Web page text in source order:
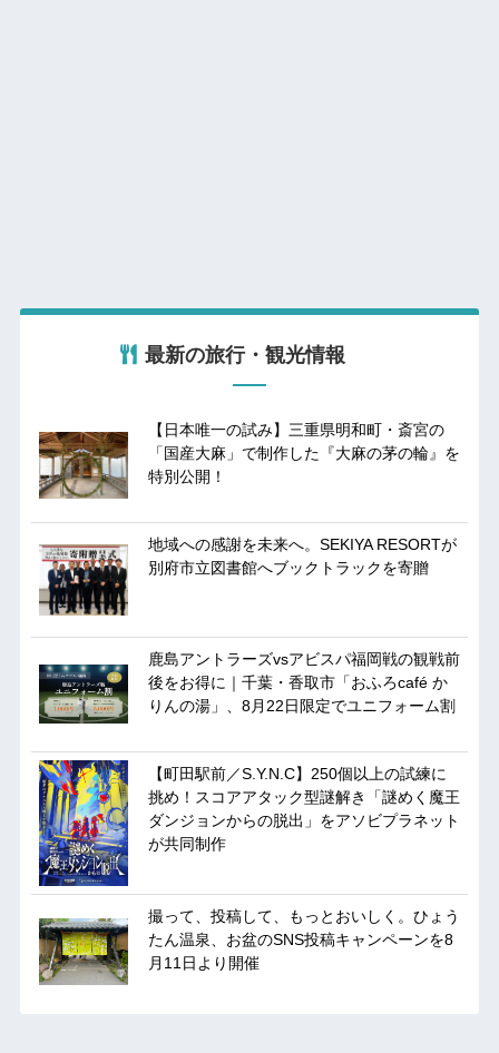
最新の旅行・観光情報
【日本唯一の試み】三重県明和町・斎宮の
「国産大麻」で制作した『大麻の茅の輪』を
特別公開！
地域への感謝を未来へ。SEKIYA RESORTが
別府市立図書館へブックトラックを寄贈
鹿島アントラーズvsアビスパ福岡戦の観戦前
後をお得に｜千葉・香取市「おふろcafé か
りんの湯」、8月22日限定でユニフォーム割
【町田駅前／S.Y.N.C】250個以上の試練に
挑め！スコアアタック型謎解き「謎めく魔王
ダンジョンからの脱出」をアソビプラネット
が共同制作
撮って、投稿して、もっとおいしく。ひょう
たん温泉、お盆のSNS投稿キャンペーンを8
月11日より開催